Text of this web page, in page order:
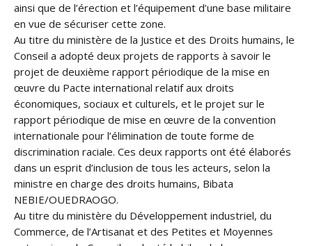
ainsi que de l’érection et l’équipement d’une base militaire
en vue de sécuriser cette zone.
Au titre du ministère de la Justice et des Droits humains, le
Conseil a adopté deux projets de rapports à savoir le
projet de deuxième rapport périodique de la mise en
œuvre du Pacte international relatif aux droits
économiques, sociaux et culturels, et le projet sur le
rapport périodique de mise en œuvre de la convention
internationale pour l’élimination de toute forme de
discrimination raciale. Ces deux rapports ont été élaborés
dans un esprit d’inclusion de tous les acteurs, selon la
ministre en charge des droits humains, Bibata
NEBIE/OUEDRAOGO.
Au titre du ministère du Développement industriel, du
Commerce, de l’Artisanat et des Petites et Moyennes